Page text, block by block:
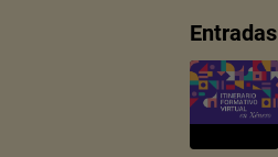
Entradas